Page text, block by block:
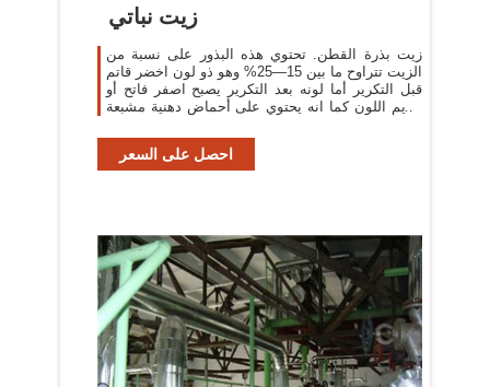
زيت نباتي
زيت بذرة القطن. تحتوي هذه البذور على نسبة من
الزيت تتراوح ما بين 15—25% وهو ذو لون اخضر قاتم
قبل التكرير أما لونه بعد التكرير يصبح اصفر فاتح أو
عديم اللون كما انه يحتوي على أحماض دهنية مشبعة
احصل على السعر